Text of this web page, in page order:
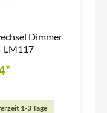
Dimmer
LM117
1-3 Tage